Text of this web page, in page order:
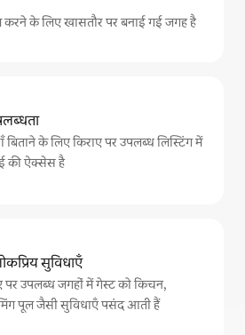
करने के लिए खासतौर पर बनाई गई जगह है
बिताने के लिए किराए पर उपलब्ध लिस्टिंग में
की ऐक्सेस है
सुविधाएँ
पर उपलब्ध जगहों में गेस्ट को किचन,
पूल जैसी सुविधाएँ पसंद आती हैं